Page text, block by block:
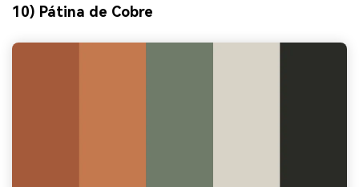
10) Pátina de Cobre